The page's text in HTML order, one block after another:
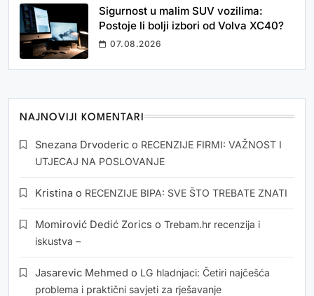
Sigurnost u malim SUV vozilima:
Postoje li bolji izbori od Volva XC40?
07.08.2026
NAJNOVIJI KOMENTARI
Snezana Drvoderic o RECENZIJE FIRMI: VAŽNOST I
UTJECAJ NA POSLOVANJE
Kristina o RECENZIJE BIPA: SVE ŠTO TREBATE ZNATI
Momirović Dedić Zorics o Trebam.hr recenzija i
iskustva –
Jasarevic Mehmed o LG hladnjaci: Četiri najčešća
problema i praktični savjeti za rješavanje